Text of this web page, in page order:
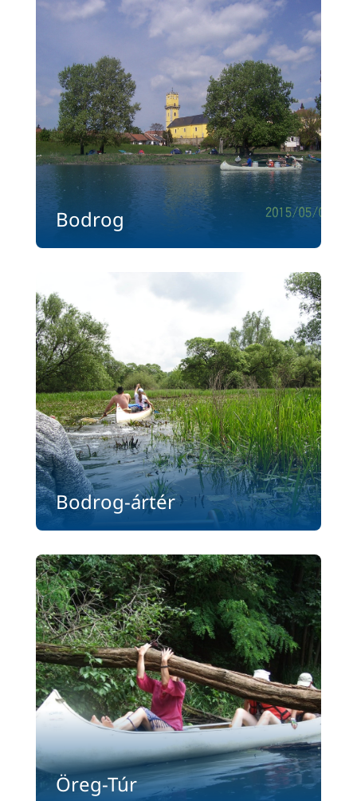
Bodrog
Bodrog-ártér
Öreg-Túr